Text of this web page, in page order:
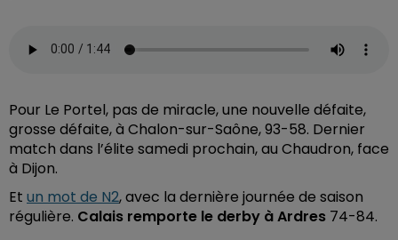
Pour Le Portel, pas de miracle, une nouvelle défaite,
grosse défaite, à Chalon-sur-Saône, 93-58. Dernier
match dans l’élite samedi prochain, au Chaudron, face
à Dijon.
Et un mot de N2, avec la dernière journée de saison
régulière. Calais remporte le derby à Ardres 74-84.